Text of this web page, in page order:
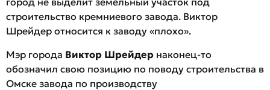
строительство кремниевого завода. Виктор
Шрейдер относится к заводу «плохо».
Мэр города Виктор Шрейдер наконец-то
обозначил свою позицию по поводу строительства в
Омске завода по производству